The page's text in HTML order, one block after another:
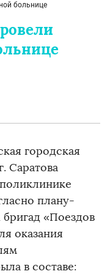
больнице
городская
Саратова
плану-
«Поездов
оказания
в составе: